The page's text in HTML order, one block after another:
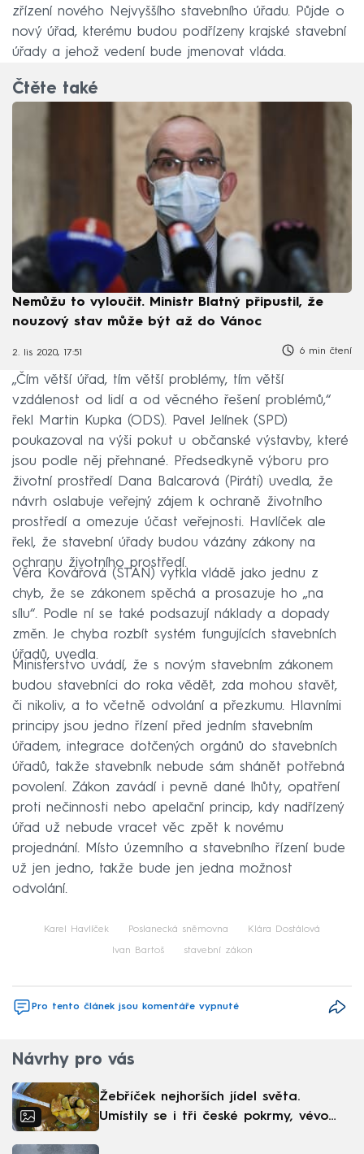
zřízení nového Nejvyššího stavebního úřadu. Půjde o
nový úřad, kterému budou podřízeny krajské stavební
úřady a jehož vedení bude jmenovat vláda.
Čtěte také
Nemůžu to vyloučit. Ministr Blatný připustil, že
nouzový stav může být až do Vánoc
2. lis 2020, 17:51 6 min čtení
„Čím větší úřad, tím větší problémy, tím větší
vzdálenost od lidí a od věcného řešení problémů,“
řekl Martin Kupka (ODS). Pavel Jelínek (SPD)
poukazoval na výši pokut u občanské výstavby, které
jsou podle něj přehnané. Předsedkyně výboru pro
životní prostředí Dana Balcarová (Piráti) uvedla, že
návrh oslabuje veřejný zájem k ochraně životního
prostředí a omezuje účast veřejnosti. Havlíček ale
řekl, že stavební úřady budou vázány zákony na
ochranu životního prostředí.
Věra Kovářová (STAN) vytkla vládě jako jednu z
chyb, že se zákonem spěchá a prosazuje ho „na
sílu“. Podle ní se také podsazují náklady a dopady
změn. Je chyba rozbít systém fungujících stavebních
úřadů, uvedla.
Ministerstvo uvádí, že s novým stavebním zákonem
budou stavebníci do roka vědět, zda mohou stavět,
či nikoliv, a to včetně odvolání a přezkumu. Hlavními
principy jsou jedno řízení před jedním stavebním
úřadem, integrace dotčených orgánů do stavebních
úřadů, takže stavebník nebude sám shánět potřebná
povolení. Zákon zavádí i pevně dané lhůty, opatření
proti nečinnosti nebo apelační princip, kdy nadřízený
úřad už nebude vracet věc zpět k novému
projednání. Místo územního a stavebního řízení bude
už jen jedno, takže bude jen jedna možnost
odvolání.
Karel Havlíček Poslanecká sněmovna Klára Dostálová
Ivan Bartoš stavební zákon
Pro tento článek jsou komentáře vypnuté
Návrhy pro vás
Žebříček nejhorších jídel světa.
Umístily se i tři české pokrmy, vévodí